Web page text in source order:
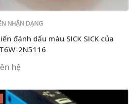
NHẬN DẠNG
đánh dấu màu SICK SICK của
2N5116
hệ